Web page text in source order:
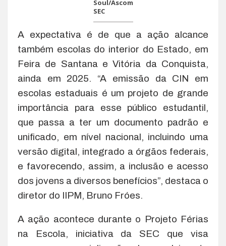
Soul/Ascom
SEC
A expectativa é de que a ação alcance
também escolas do interior do Estado, em
Feira de Santana e Vitória da Conquista,
ainda em 2025. “A emissão da CIN em
escolas estaduais é um projeto de grande
importância para esse público estudantil,
que passa a ter um documento padrão e
unificado, em nível nacional, incluindo uma
versão digital, integrado a órgãos federais,
e favorecendo, assim, a inclusão e acesso
dos jovens a diversos benefícios”, destaca o
diretor do IIPM, Bruno Fróes.
A ação acontece durante o Projeto Férias
na Escola, iniciativa da SEC que visa